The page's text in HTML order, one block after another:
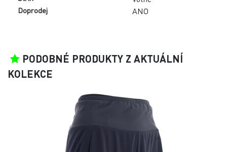
Doprodej ANO
PODOBNÉ PRODUKTY Z AKTUÁLNÍ
KOLEKCE